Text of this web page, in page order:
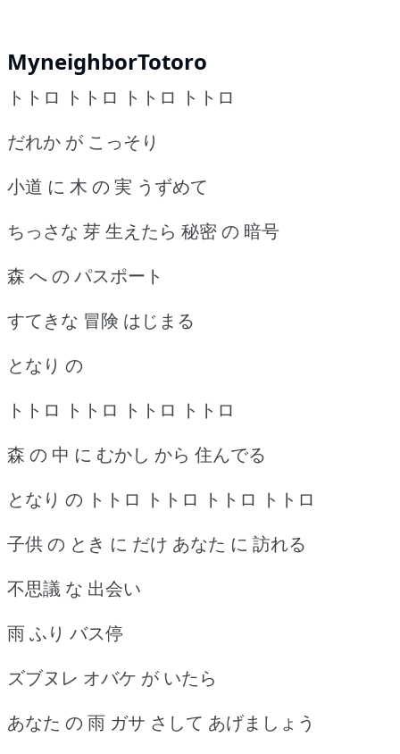
MyneighborTotoro
トトロ トトロ トトロ トトロ
だれか が こっそり
小道 に 木 の 実 うずめて
ちっさな 芽 生えたら 秘密 の 暗号
森 へ の パスポート
すてきな 冒険 はじまる
となり の
トトロ トトロ トトロ トトロ
森 の 中 に むかし から 住んでる
となり の トトロ トトロ トトロ トトロ
子供 の とき に だけ あなた に 訪れる
不思議 な 出会い
雨 ふり バス停
ズブヌレ オバケ が いたら
あなた の 雨 ガサ さして あげましょう